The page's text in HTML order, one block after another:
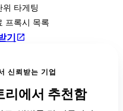
타게팅
프록시 목록
기
신뢰받는 기업
리에서 추천함